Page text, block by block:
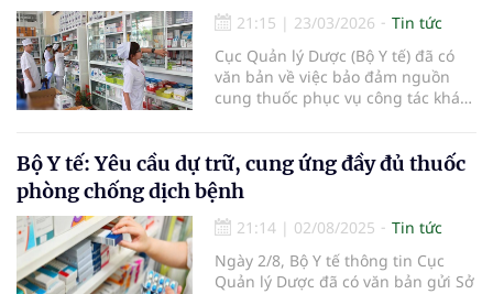
21:15 | 23/03/2026
Tin tức
Cục Quản lý Dược (Bộ Y tế) đã có
văn bản về việc bảo đảm nguồn
cung thuốc phục vụ công tác khám
quốc tế có diễn biến phức tạp.
Bộ Y tế: Yêu cầu dự trữ, cung ứng đầy đủ thuốc
phòng chống dịch bệnh
21:14 | 02/08/2025
Tin tức
Ngày 2/8, Bộ Y tế thông tin Cục
Quản lý Dược đã có văn bản gửi Sở